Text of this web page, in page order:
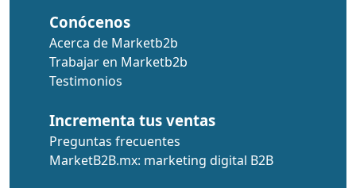
Conócenos
Acerca de Marketb2b
Trabajar en Marketb2b
Testimonios
Incrementa tus ventas
Preguntas frecuentes
MarketB2B.mx: marketing digital B2B